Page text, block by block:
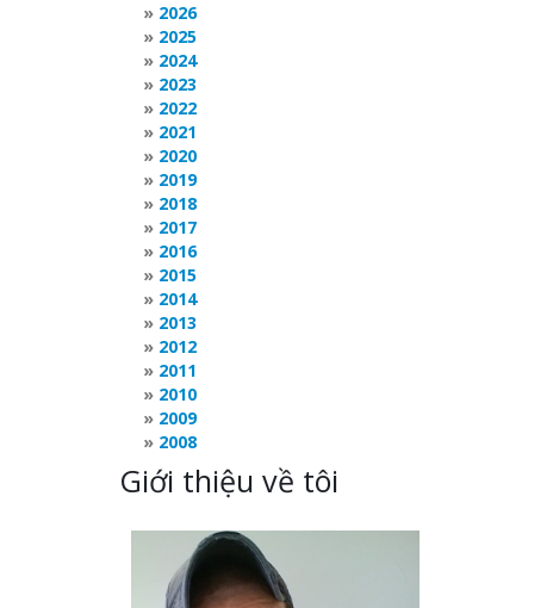
2026
2025
2024
2023
2022
2021
2020
2019
2018
2017
2016
2015
2014
2013
2012
2011
2010
2009
2008
Giới thiệu về tôi